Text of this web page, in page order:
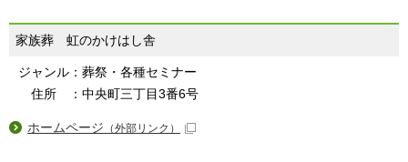
家族葬 虹のかけはし舎
ジャンル：葬祭・各種セミナー
住所 ：中央町三丁目3番6号
ホームページ （外部リンク）